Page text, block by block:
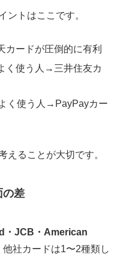
ントはここです。
ードが圧倒的に有利
く使う人→三井住友カ
く使う人→PayPayカー
えることが大切です。
の差
・JCB・American
社カードは1〜2種類し